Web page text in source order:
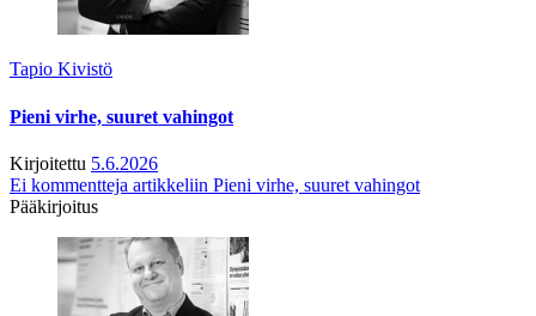
Tapio Kivistö
Pieni virhe, suuret vahingot
Kirjoitettu 5.6.2026
Ei kommentteja artikkeliin Pieni virhe, suuret vahingot
Pääkirjoitus